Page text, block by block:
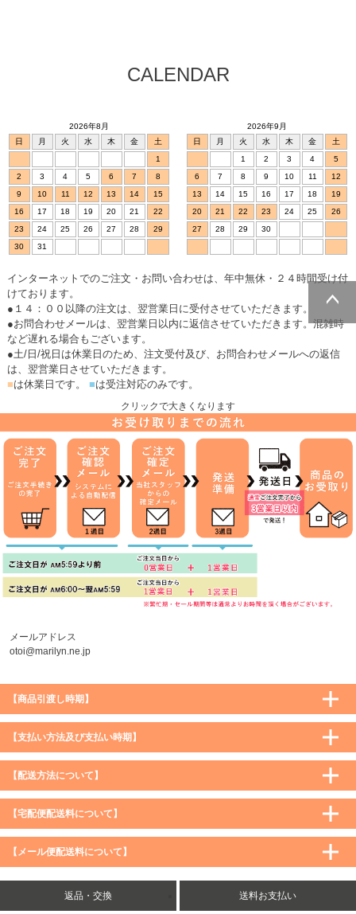
ページトッ
CALENDAR
2026年8月
日
月 火 水 木 金
土
1
2
3 4 5 6 7
8
9
10 11 12 13 14
15
16
17 18 19 20 21
22
23
24 25 26 27 28
29
30
31
2026年9月
日
月 火 水 木 金
土
1
2 3 4
5
6
7 8 9 10 11
12
13
14 15 16 17 18
19
20
21 22 23 24 25
26
27
28 29 30
インターネットでのご注文・お問い合わせは、年中無休・２４時間受け付
けております。
●１４：００以降の注文は、翌営業日に受付させていただきます。
●お問合わせメールは、翌営業日以内に返信させていただきます。混雑時
など遅れる場合もございます。
●土/日/祝日は休業日のため、注文受付及び、お問合わせメールへの返信
は、翌営業日させていただきます。
■は休業日です。 ■は受注対応のみです。
クリックで大きくなります
メールアドレス
otoi@marilyn.ne.jp
【商品引渡し時期】
【支払い方法及び支払い時期】
【配送方法について】
【宅配便配送料について】
購入価格 ／ 地域 通常 沖縄・離島など一部地域
5,900円（税込）未満
590円（税込）
【メール便配送料について】
返品・交換 送料お支払い